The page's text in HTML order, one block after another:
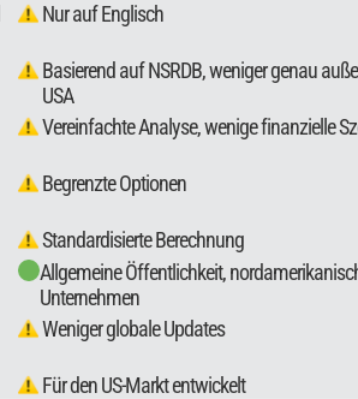
Nur auf Englisch
Basierend auf NSRDB, weniger genau
USA
Vereinfachte Analyse, wenige finanzielle
Begrenzte Optionen
Standardisierte Berechnung
Allgemeine Öffentlichkeit,
Unternehmen
Weniger globale Updates
Für den US-Markt entwickelt